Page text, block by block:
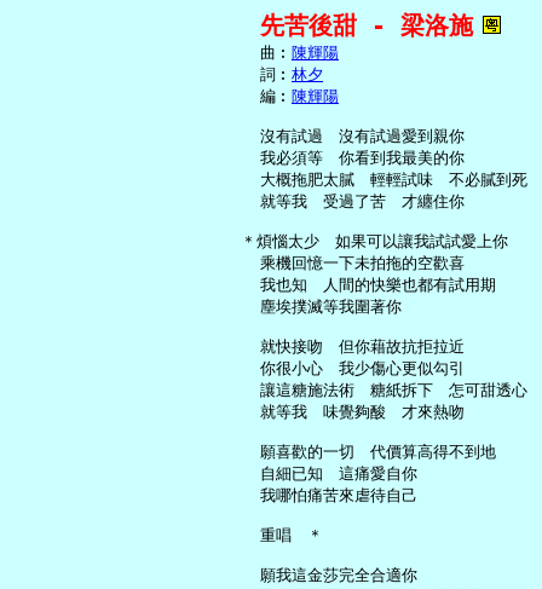
先苦後甜 - 梁洛施
     曲︰
陳輝陽
     詞︰
林夕
     編︰
陳輝陽
     沒有試過　沒有試過愛到親你
     我必須等　你看到我最美的你
     大概拖肥太膩　輕輕試味　不必膩到死
     就等我　受過了苦　才纏住你
   ＊煩惱太少　如果可以讓我試試愛上你
     乘機回憶一下未拍拖的空歡喜
     我也知　人間的快樂也都有試用期
     塵埃撲滅等我圍著你
     就快接吻　但你藉故抗拒拉近
     你很小心　我少傷心更似勾引
     讓這糖施法術　糖紙拆下　怎可甜透心
     就等我　味覺夠酸　才來熱吻
     願喜歡的一切　代價算高得不到地
     自細已知　這痛愛自你
     我哪怕痛苦來虐待自己
     重唱　＊
     願我這金莎完全合適你